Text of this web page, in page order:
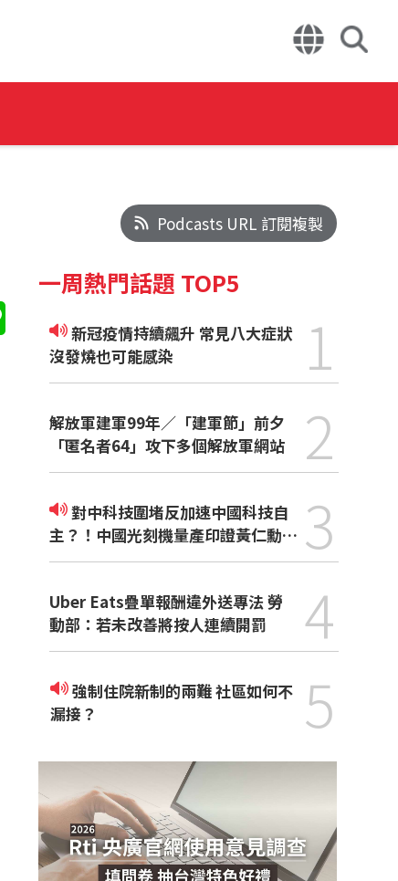
Podcasts URL 訂閱複製
一周熱門話題 TOP5
新冠疫情持續飆升 常見八大症狀
沒發燒也可能感染
1
解放軍建軍99年／「建軍節」前夕
「匿名者64」攻下多個解放軍網站
2
對中科技圍堵反加速中國科技自
主？！中國光刻機量產印證黃仁勳觀
點
3
Uber Eats疊單報酬違外送專法 勞
動部：若未改善將按人連續開罰
4
強制住院新制的兩難 社區如何不
漏接？
5